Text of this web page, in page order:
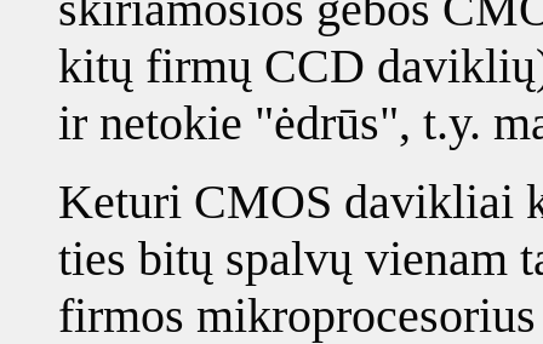
kitų firmų CCD
ir netokie "ėdrūs", t.y.
Keturi CMOS davikliai
ties bitų spalvų vienam
firmos